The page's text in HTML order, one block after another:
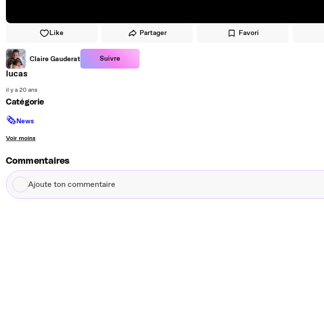
Like Partager Favori
Claire Gauderat Suivre
lucas
il y a 20 ans
Catégorie
🗞News
Voir moins
Commentaires
Ajoute
ton